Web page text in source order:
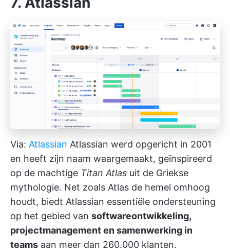
Via: Atlassian Atlassian werd opgericht in 2001
en heeft zijn naam waargemaakt, geïnspireerd
op de machtige Titan Atlas uit de Griekse
mythologie. Net zoals Atlas de hemel omhoog
houdt, biedt Atlassian essentiële ondersteuning
op het gebied van softwareontwikkeling,
projectmanagement en samenwerking in
teams aan meer dan 260.000 klanten.